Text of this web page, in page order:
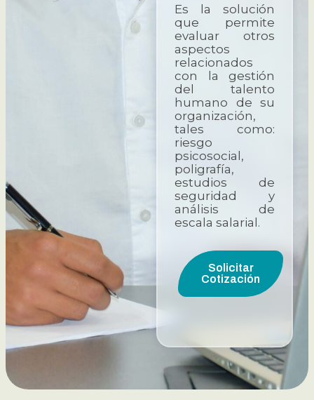
Es la solución
que permite
evaluar otros
aspectos
relacionados
con la gestión
del talento
humano de su
organización,
tales como:
riesgo
psicosocial,
poligrafía,
estudios de
seguridad y
análisis de
escala salarial.
Solicitar
Cotización